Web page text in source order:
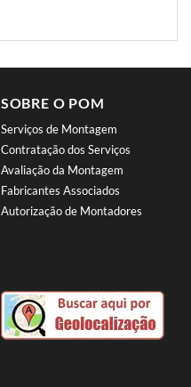
SOBRE O POM
Serviços de Montagem
Contratação dos Serviços
Avaliação da Montagem
Fabricantes Associados
Autorização de Montadores